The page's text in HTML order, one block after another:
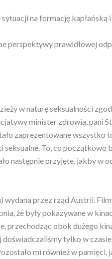
na formację kapłańską i
perspektywy prawidłowej
w naturę seksualności
minister zdrowia, pani
zaprezentowane wszystko
To, co początkowo
następnie przyjęte, jakby w
wydana przez rząd Austrii.
że były pokazywane w
przechodząc obok dużego
tylko w
mi również w pamięci,